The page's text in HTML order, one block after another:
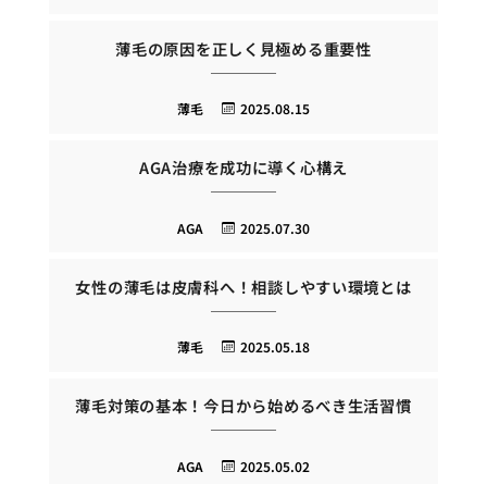
薄毛の原因を正しく見極める重要性
2025.08.15
薄毛
AGA治療を成功に導く心構え
2025.07.30
AGA
女性の薄毛は皮膚科へ！相談しやすい環境とは
2025.05.18
薄毛
薄毛対策の基本！今日から始めるべき生活習慣
2025.05.02
AGA